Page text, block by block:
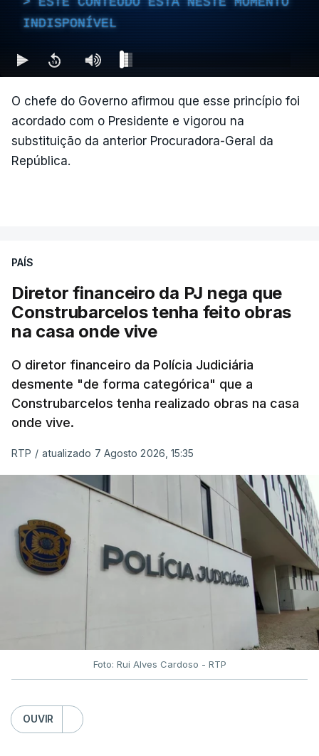
INDISPONÍVEL
O chefe do Governo afirmou que esse princípio foi
acordado com o Presidente e vigorou na
substituição da anterior Procuradora-Geral da
República.
PAÍS
Diretor financeiro da PJ nega que
Construbarcelos tenha feito obras
na casa onde vive
O diretor financeiro da Polícia Judiciária
desmente "de forma categórica" que a
Construbarcelos tenha realizado obras na casa
onde vive.
RTP / atualizado 7 Agosto 2026, 15:35
Foto: Rui Alves Cardoso - RTP
OUVIR